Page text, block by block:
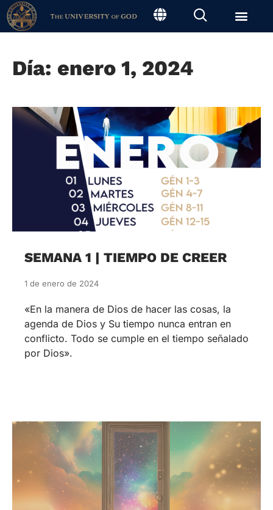
Día: enero 1, 2024
SEMANA 1 | TIEMPO DE CREER
1 de enero de 2024
«En la manera de Dios de hacer las cosas, la
agenda de Dios y Su tiempo nunca entran en
conflicto. Todo se cumple en el tiempo señalado
por Dios».